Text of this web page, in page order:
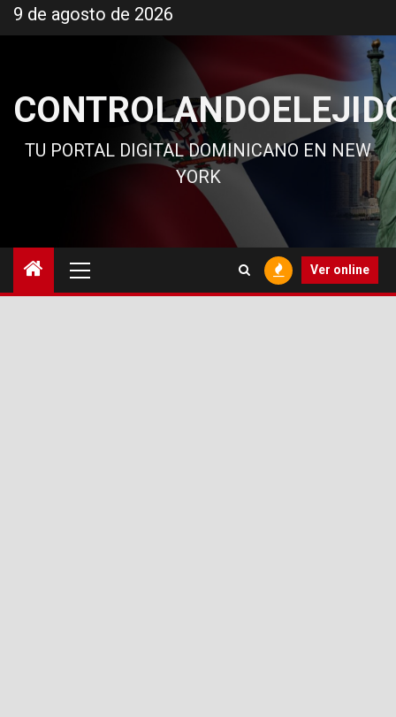
al
9 de agosto de 2026
TU PORTAL DIGITAL DOMINICANO EN NEW
YORK
principal
Ver online